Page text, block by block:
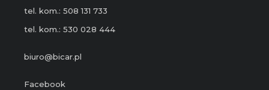
tel. kom.: 508 131 733
tel. kom.: 530 028 444
biuro@bicar.pl
Facebook